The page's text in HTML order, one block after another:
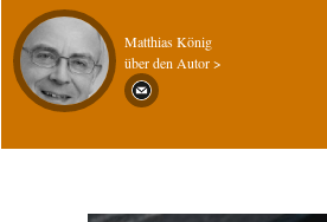
Matthias König
über den Autor >